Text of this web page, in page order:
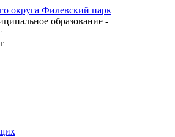
образование -